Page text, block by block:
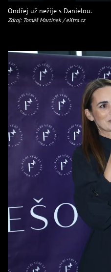
Ondřej už nežije s Danielou.
Zdroj: Tomáš Martínek / eXtra.cz